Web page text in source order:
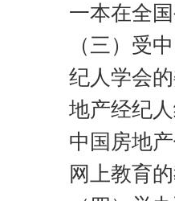
一本在全
（三）受
纪人学会
地产经纪
中国房地
网上教育